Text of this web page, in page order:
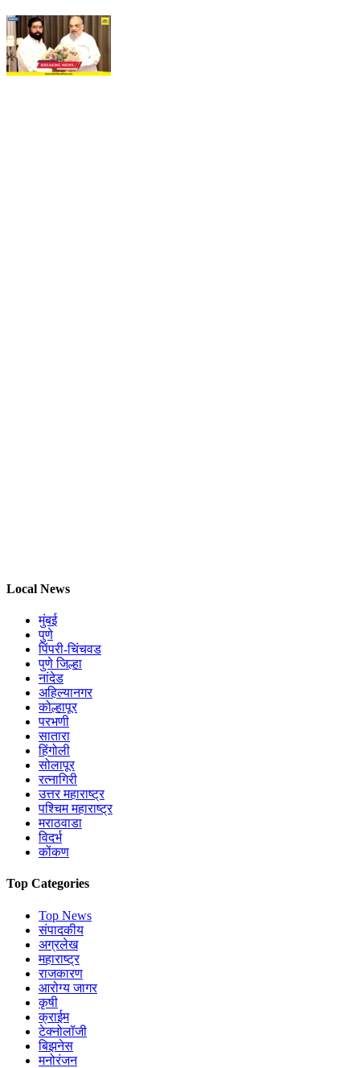
Local News
मुंबई
पुणे
पिंपरी-चिंचवड
पुणे जिल्हा
नांदेड
अहिल्यानगर
कोल्हापूर
परभणी
सातारा
हिंगोली
सोलापूर
रत्नागिरी
उत्तर महाराष्ट्र
पश्चिम महाराष्ट्र
मराठवाडा
विदर्भ
कोंकण
Top Categories
Top News
संपादकीय
अग्रलेख
महाराष्ट्र
राजकारण
आरोग्य जागर
कृषी
क्राईम
टेक्नोलॉजी
बिझनेस
मनोरंजन